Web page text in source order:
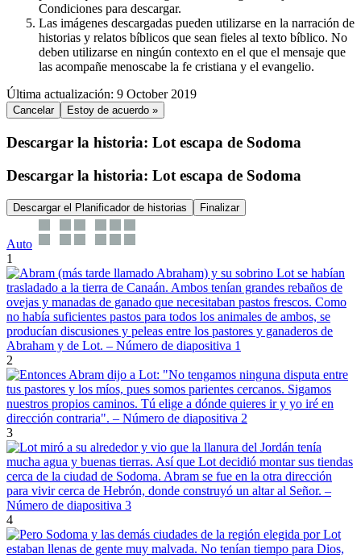
Condiciones para descargar.
Las imágenes descargadas pueden utilizarse en la narración de
historias y relatos bíblicos que sean fieles al texto bíblico. No
deben utilizarse en ningún contexto en el que el mensaje que
las acompañe menoscabe la fe cristiana y el evangelio.
Última actualización: 9 October 2019
Cancelar Estoy de acuerdo »
Descargar la historia: Lot escapa de Sodoma
Descargar la historia: Lot escapa de Sodoma
Descargar el Planificador de historias Finalizar
Auto
1
2
3
4